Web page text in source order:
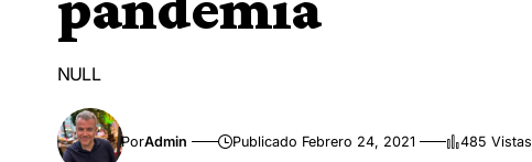
NULL
PorAdmin Publicado Febrero 24, 2021 485 Vistas